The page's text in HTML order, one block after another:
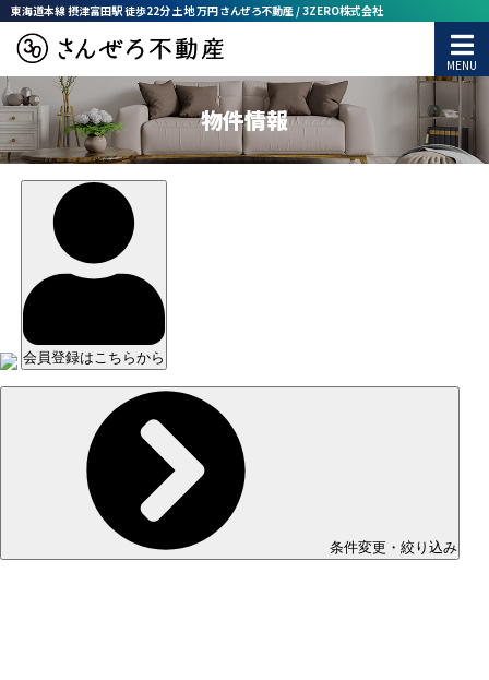
東海道本線 摂津富田駅 徒歩22分 土地 万円 さんぜろ不動産 / 3ZERO株式会社
物件情報
会員登録はこちらから
条件変更・絞り込み